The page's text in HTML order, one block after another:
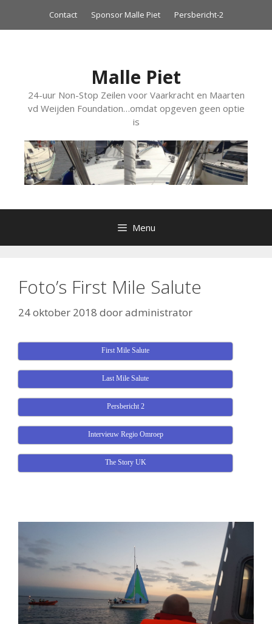
Contact Sponsor Malle Piet Persbericht-2
Malle Piet
24-uur Non-Stop Zeilen voor Vaarkracht en Maarten
vd Weijden Foundation…omdat opgeven geen optie
is
Menu
Foto’s First Mile Salute
24 oktober 2018 dooradministrator
First Mile Salute
Last Mile Salute
Persbericht 2
Intervieuw Regio Omroep
The Story UK